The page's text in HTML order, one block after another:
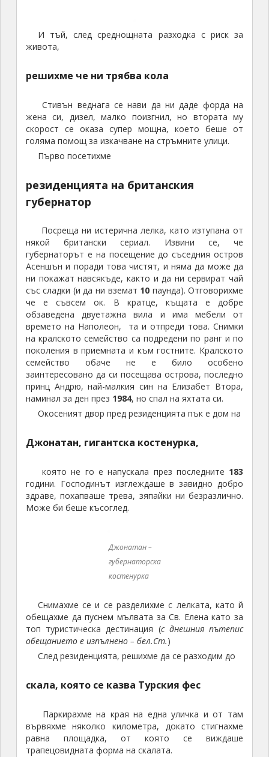
И тъй, след среднощната разходка с риск за
живота,
решихме че ни трябва кола
Стивън веднага се нави да ни даде форда на
жена си, дизел, малко поизгнил, но втората му
скорост се оказа супер мощна, което беше от
голяма помощ за изкачване на стръмните улици.
Първо посетихме
резиденцията на британския
губернатор
Посреща ни истерична лелка, като изтупана от
някой британски сериал. Извини се, че
губернаторът е на посещение до съседния остров
Асеншън и поради това чистят, и няма да може да
ни покажат навсякъде, както и да ни сервират чай
със сладки (и да ни вземат 10 паунда). Отговорихме
че е съвсем ок. В кратце, къщата е добре
обзаведена двуетажна вила и има мебели от
времето на Наполеон, та и отпреди това. Снимки
на кралското семейство са подредени по ранг и по
поколения в приемната и към гостните. Кралското
семейство обаче не е било особено
заинтересовано да си посещава острова, последно
принц Андрю, най-малкия син на Елизабет Втора,
наминал за ден през 1984, но спал на яхтата си.
Окосеният двор пред резиденцията пък е дом на
Джонатан, гигантска костенурка,
която не го е напускала през последните 183
години. Господинът изглеждаше в завидно добро
здраве, похапваше трева, зяпайки ни безразлично.
Може би беше късоглед.
Джонатан –
губернаторска
костенурка
Снимахме се и се разделихме с лелката, като й
обещахме да пуснем мълвата за Св. Елена като за
топ туристическа дестинация (с днешния пътепис
обещанието е изпълнено – бел.Ст.)
След резиденцията, решихме да се разходим до
скала, която се казва Турския фес
Паркирахме на края на една уличка и от там
вървяхме няколко километра, докато стигнахме
равна площадка, от която се виждаше
трапецовидната форма на скалата.